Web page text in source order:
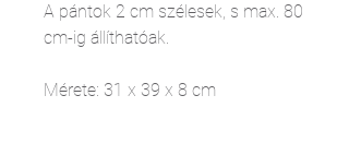
A pántok 2 cm szélesek, s max. 80
cm-ig állíthatóak.
Mérete: 31 x 39 x 8 cm